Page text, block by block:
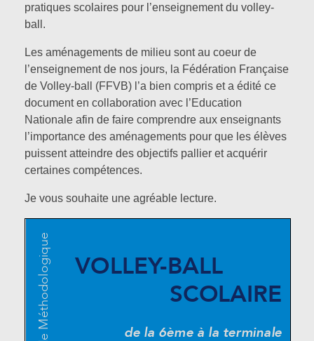
Des exemples écrits
Des cycles d’enseignements
Volley-ball
Boxe Française
Divers
Cross training
Enfile Tes Baskets
LES TEXTES OFFICIELS
ACTUS EPS
CONTACT
A PROPOS
pratiques scolaires pour l’enseignement du volley-
ball.
Les aménagements de milieu sont au coeur de
l’enseignement de nos jours, la Fédération Française
de Volley-ball (FFVB) l’a bien compris et a édité ce
document en collaboration avec l’Education
Nationale afin de faire comprendre aux enseignants
l’importance des aménagements pour que les élèves
puissent atteindre des objectifs pallier et acquérir
certaines compétences.
Je vous souhaite une agréable lecture.